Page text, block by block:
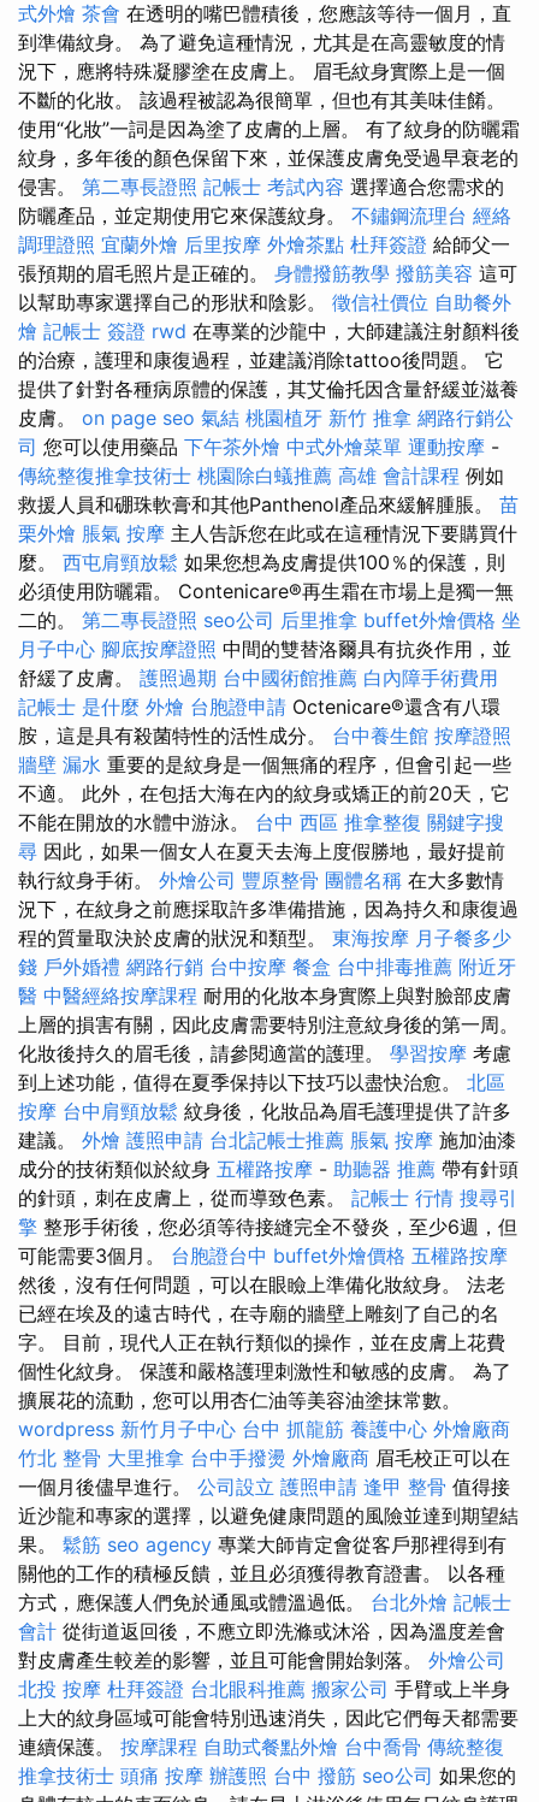
式外燴 茶會 在透明的嘴巴體積後，您應該等待一個月，直
到準備紋身。 為了避免這種情況，尤其是在高靈敏度的情
況下，應將特殊凝膠塗在皮膚上。 眉毛紋身實際上是一個
不斷的化妝。 該過程被認為很簡單，但也有其美味佳餚。
使用“化妝”一詞是因為塗了皮膚的上層。 有了紋身的防曬霜
紋身，多年後的顏色保留下來，並保護皮膚免受過早衰老的
侵害。 第二專長證照 記帳士 考試內容 選擇適合您需求的
防曬產品，並定期使用它來保護紋身。 不鏽鋼流理台 經絡
調理證照 宜蘭外燴 后里按摩 外燴茶點 杜拜簽證 給師父一
張預期的眉毛照片是正確的。 身體撥筋教學 撥筋美容 這可
以幫助專家選擇自己的形狀和陰影。 徵信社價位 自助餐外
燴 記帳士 簽證 rwd 在專業的沙龍中，大師建議注射顏料後
的治療，護理和康復過程，並建議消除tattoo後問題。 它
提供了針對各種病原體的保護，其艾倫托因含量舒緩並滋養
皮膚。 on page seo 氣結 桃園植牙 新竹 推拿 網路行銷公
司 您可以使用藥品 下午茶外燴 中式外燴菜單 運動按摩 -
傳統整復推拿技術士 桃園除白蟻推薦 高雄 會計課程 例如
救援人員和硼珠軟膏和其他Panthenol產品來緩解腫脹。 苗
栗外燴 脹氣 按摩 主人告訴您在此或在這種情況下要購買什
麼。 西屯肩頸放鬆 如果您想為皮膚提供100％的保護，則
必須使用防曬霜。 Contenicare®再生霜在市場上是獨一無
二的。 第二專長證照 seo公司 后里推拿 buffet外燴價格 坐
月子中心 腳底按摩證照 中間的雙替洛爾具有抗炎作用，並
舒緩了皮膚。 護照過期 台中國術館推薦 白內障手術費用
記帳士 是什麼 外燴 台胞證申請 Octenicare®還含有八環
胺，這是具有殺菌特性的活性成分。 台中養生館 按摩證照
牆壁 漏水 重要的是紋身是一個無痛的程序，但會引起一些
不適。 此外，在包括大海在內的紋身或矯正的前20​​天，它
不能在開放的水體中游泳。 台中 西區 推拿整復 關鍵字搜
尋 因此，如果一個女人在夏天去海上度假勝地，最好提前
執行紋身手術。 外燴公司 豐原整骨 團體名稱 在大多數情
況下，在紋身之前應採取許多準備措施，因為持久和康復過
程的質量取決於皮膚的狀況和類型。 東海按摩 月子餐多少
錢 戶外婚禮 網路行銷 台中按摩 餐盒 台中排毒推薦 附近牙
醫 中醫經絡按摩課程 耐用的化妝本身實際上與對臉部皮膚
上層的損害有關，因此皮膚需要特別注意紋身後的第一周。
化妝後持久的眉毛後，請參閱適當的護理。 學習按摩 考慮
到上述功能，值得在夏季保持以下技巧以盡快治愈。 北區
按摩 台中肩頸放鬆 紋身後，化妝品為眉毛護理提供了許多
建議。 外燴 護照申請 台北記帳士推薦 脹氣 按摩 施加油漆
成分的技術類似於紋身 五權路按摩 - 助聽器 推薦 帶有針頭
的針頭，刺在皮膚上，從而導致色素。 記帳士 行情 搜尋引
擎 整形手術後，您必須等待接縫完全不發炎，至少6週，但
可能需要3個月。 台胞證台中 buffet外燴價格 五權路按摩
然後，沒有任何問題，可以在眼瞼上準備化妝紋身。 法老
已經在埃及的遠古時代，在寺廟的牆壁上雕刻了自己的名
字。 目前，現代人正在執行類似的操作，並在皮膚上花費
個性化紋身。 保護和嚴格護理刺激性和敏感的皮膚。 為了
擴展花的流動，您可以用杏仁油等美容油塗抹常數。
wordpress 新竹月子中心 台中 抓龍筋 養護中心 外燴廠商
竹北 整骨 大里推拿 台中手撥燙 外燴廠商 眉毛校正可以在
一個月後儘早進行。 公司設立 護照申請 逢甲 整骨 值得接
近沙龍和專家的選擇，以避免健康問題的風險並達到期望結
果。 鬆筋 seo agency 專業大師肯定會從客戶那裡得到有
關他的工作的積極反饋，並且必須獲得教育證書。 以各種
方式，應保護人們免於通風或體溫過低。 台北外燴 記帳士
會計 從街道返回後，不應立即洗滌或沐浴，因為溫度差會
對皮膚產生較差的影響，並且可能會開始剝落。 外燴公司
北投 按摩 杜拜簽證 台北眼科推薦 搬家公司 手臂或上半身
上大的紋身區域可能會特別迅速消失，因此它們每天都需要
連續保護。 按摩課程 自助式餐點外燴 台中喬骨 傳統整復
推拿技術士 頭痛 按摩 辦護照 台中 撥筋 seo公司 如果您的